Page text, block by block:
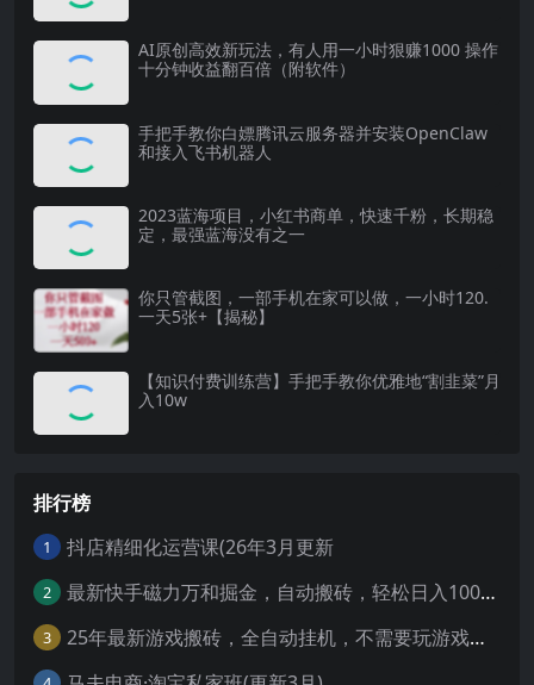
AI原创高效新玩法，有人用一小时狠赚1000 操作
十分钟收益翻百倍（附软件）
手把手教你白嫖腾讯云服务器并安装OpenClaw
和接入飞书机器人
2023蓝海项目，小红书商单，快速千粉，长期稳
定，最强蓝海没有之一
你只管截图，一部手机在家可以做，一小时120.
一天5张+【揭秘】
【知识付费训练营】手把手教你优雅地“割韭菜”月
入10w
排行榜
1 抖店精细化运营课(26年3月更新
2 最新快手磁力万和掘金，自动搬砖，轻松日入100-200，操作简单
3 25年最新游戏搬砖，全自动挂机，不需要玩游戏，单手机操作日入300+